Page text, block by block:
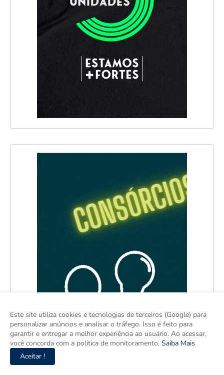
Este site utiliza cookies e tecnologias de terceiros (Google) para
personalizar anúncios e analisar o tráfego. Isso é feito para
garantir e entregar a melhor experiência ao usuário. Ao acessar,
você concorda com a política de monitoramento. Saiba Mais
Aceitar !